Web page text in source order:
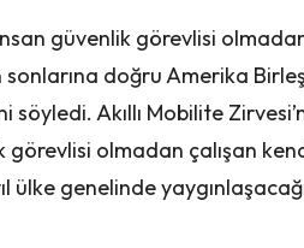
güvenlik görevlisi
sonlarına doğru Amerika
Akıllı Mobilite
görevlisi olmadan çalışan
ülke genelinde